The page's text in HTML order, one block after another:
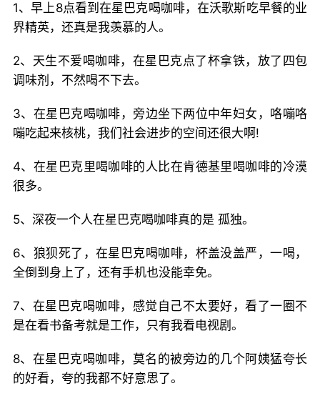
1、早上8点看到在星巴克喝咖啡，在沃歌斯吃早餐的业
界精英，还真是我羡慕的人。
2、天生不爱喝咖啡，在星巴克点了杯拿铁，放了四包
调味剂，不然喝不下去。
3、在星巴克喝咖啡，旁边坐下两位中年妇女，咯嘣咯
嘣吃起来核桃，我们社会进步的空间还很大啊!
4、在星巴克里喝咖啡的人比在肯德基里喝咖啡的冷漠
很多。
5、深夜一个人在星巴克喝咖啡真的是 孤独。
6、狼狈死了，在星巴克喝咖啡，杯盖没盖严，一喝，
全倒到身上了，还有手机也没能幸免。
7、在星巴克喝咖啡，感觉自己不太要好，看了一圈不
是在看书备考就是工作，只有我看电视剧。
8、在星巴克喝咖啡，莫名的被旁边的几个阿姨猛夸长
的好看，夸的我都不好意思了。